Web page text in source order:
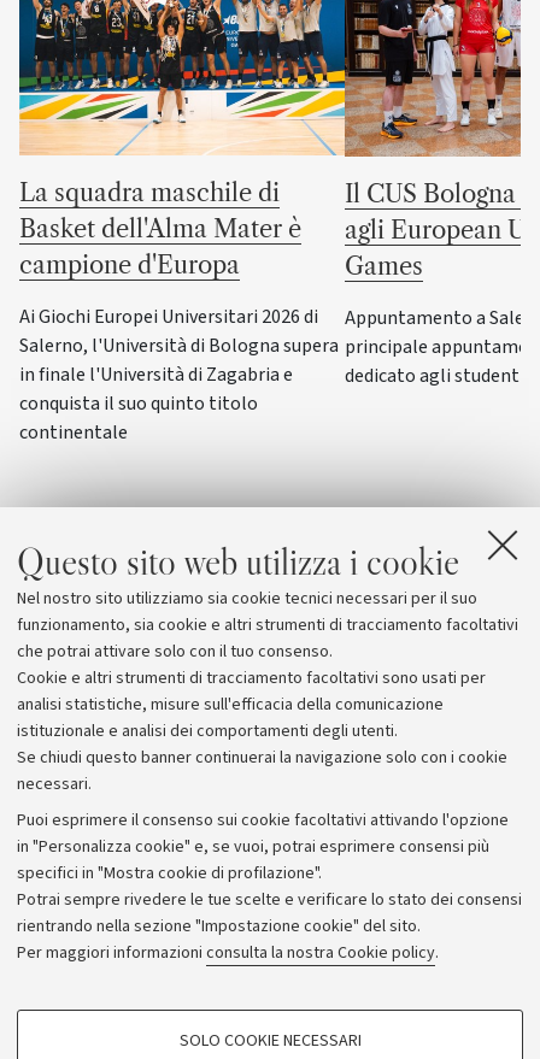
Questo sito web utilizza i cookie
Nel nostro sito utilizziamo sia cookie tecnici necessari per il suo
funzionamento, sia cookie e altri strumenti di tracciamento facoltativi
che potrai attivare solo con il tuo consenso.
Cookie e altri strumenti di tracciamento facoltativi sono usati per
analisi statistiche, misure sull'efficacia della comunicazione
istituzionale e analisi dei comportamenti degli utenti.
Se chiudi questo banner continuerai la navigazione solo con i cookie
necessari.
Puoi esprimere il consenso sui cookie facoltativi attivando l'opzione
in "Personalizza cookie" e, se vuoi, potrai esprimere consensi più
specifici in "Mostra cookie di profilazione".
Potrai sempre rivedere le tue scelte e verificare lo stato dei consensi
rientrando nella sezione "Impostazione cookie" del sito.
Per maggiori informazioni consulta la nostra Cookie policy.
COOKIE DI PROFILAZIONE - FACOLTATIVI
SOLO COOKIE NECESSARI
La squadra maschile di
Basket dell'Alma Mater è
campione d'Europa
Ai Giochi Europei Universitari 2026 di
Salerno, l'Università di Bologna supera
in finale l'Università di Zagabria e
conquista il suo quinto titolo
continentale
Il CUS Bologna
agli European
Games
Appuntamento a
principale
dedicato agli
Archivio
Comunicati stampa
Redazione
Rassegna stampa